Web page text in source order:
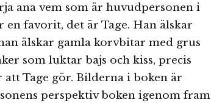
ana vem som är huvudpersonen i
favorit, det är Tage. Han älskar
älskar gamla korvbitar med grus
som luktar bajs och kiss, precis
Tage gör. Bilderna i boken är
perspektiv boken igenom fram